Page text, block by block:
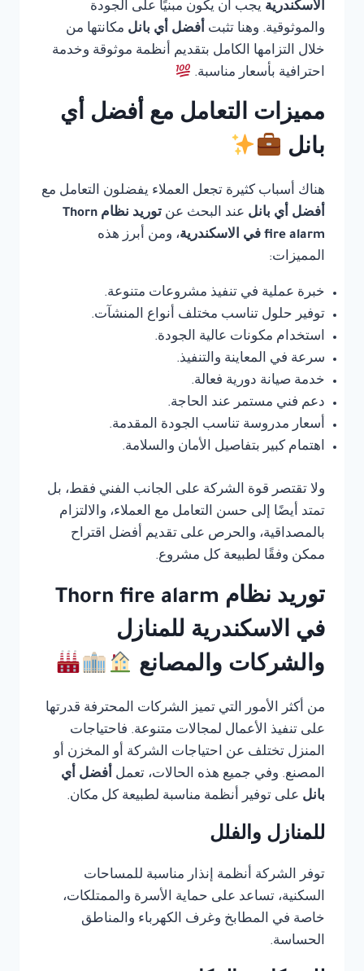
الاسكندرية يجب أن يكون مبنيًا على الجودة
والموثوقية. وهنا تثبت أفضل أي بانل مكانتها من
خلال التزامها الكامل بتقديم أنظمة موثوقة وخدمة
احترافية بأسعار مناسبة.
مميزات التعامل مع أفضل أي
بانل
هناك أسباب كثيرة تجعل العملاء يفضلون التعامل مع
أفضل أي بانل عند البحث عن
توريد نظام Thorn
fire alarm في الاسكندرية
، ومن أبرز هذه
المميزات:
خبرة عملية في تنفيذ مشروعات متنوعة.
توفير حلول تناسب مختلف أنواع المنشآت.
استخدام مكونات عالية الجودة.
سرعة في المعاينة والتنفيذ.
خدمة صيانة دورية فعالة.
دعم فني مستمر عند الحاجة.
أسعار مدروسة تناسب الجودة المقدمة.
اهتمام كبير بتفاصيل الأمان والسلامة.
ولا تقتصر قوة الشركة على الجانب الفني فقط، بل
تمتد أيضًا إلى حسن التعامل مع العملاء، والالتزام
بالمصداقية، والحرص على تقديم أفضل اقتراح
ممكن وفقًا لطبيعة كل مشروع.
توريد نظام Thorn fire alarm
في الاسكندرية للمنازل
والشركات والمصانع
من أكثر الأمور التي تميز الشركات المحترفة قدرتها
على تنفيذ الأعمال لمجالات متنوعة. فاحتياجات
المنزل تختلف عن احتياجات الشركة أو المخزن أو
المصنع. وفي جميع هذه الحالات، تعمل أفضل أي
بانل على توفير أنظمة مناسبة لطبيعة كل مكان.
للمنازل والفلل
توفر الشركة أنظمة إنذار مناسبة للمساحات
السكنية، تساعد على حماية الأسرة والممتلكات،
خاصة في المطابخ وغرف الكهرباء والمناطق
الحساسة.